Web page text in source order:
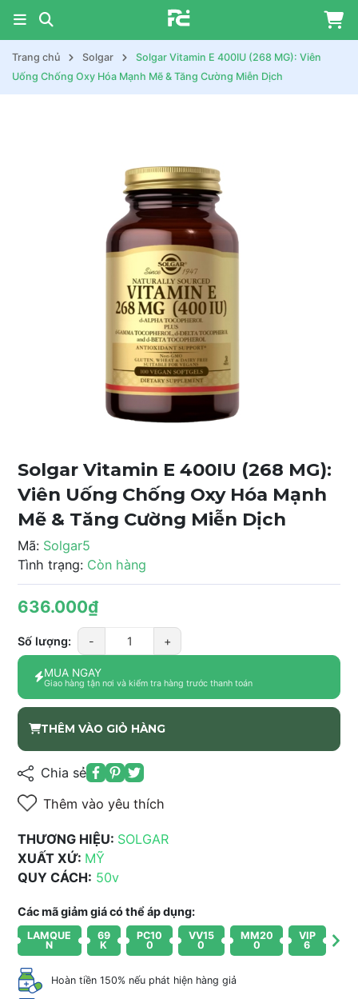
Trang chủ Solgar
Solgar Vitamin E 400IU (268 MG): Viên
Uống Chống Oxy Hóa Mạnh Mẽ & Tăng Cường Miễn Dịch
Solgar Vitamin E 400IU (268 MG):
Viên Uống Chống Oxy Hóa Mạnh
Mẽ & Tăng Cường Miễn Dịch
Mã: Solgar5
Tình trạng: Còn hàng
636.000₫
Số lượng: - +
MUA NGAY
Giao hàng tận nơi và kiểm tra hàng trước thanh toán
THÊM VÀO GIỎ HÀNG
Chia sẻ
Thêm vào yêu thích
THƯƠNG HIỆU: SOLGAR
XUẤT XỨ: MỸ
QUY CÁCH: 50v
Các mã giảm giá có thể áp dụng:
LAMQUE
N
69
K
PC10
0
VV15
0
MM20
0
VIP
6
Hoàn tiền 150% nếu phát hiện hàng giả